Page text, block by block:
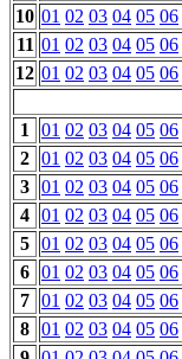
10 01 02 03 04 05 06
11 01 02 03 04 05 06
12 01 02 03 04 05 06
1
01 02 03 04 05 06
2 01 02 03 04 05 06
3 01 02 03 04 05 06
4 01 02 03 04 05 06
5 01 02 03 04 05 06
6 01 02 03 04 05 06
7 01 02 03 04 05 06
8 01 02 03 04 05 06